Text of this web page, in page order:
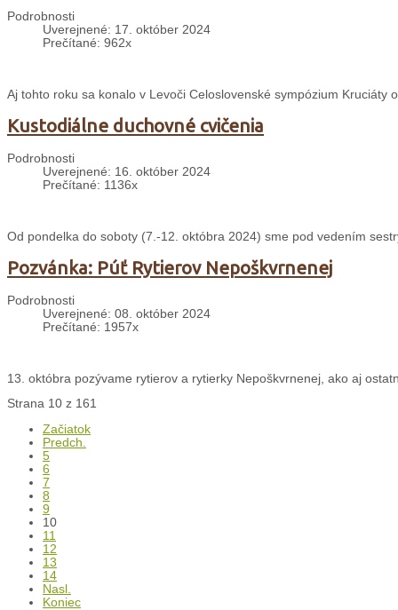
Podrobnosti
Uverejnené: 17. október 2024
Prečítané: 962x
Aj tohto roku sa konalo v Levoči Celoslovenské sympózium
Kustodiálne duchovné cvičenia
Podrobnosti
Uverejnené: 16. október 2024
Prečítané: 1136x
Od pondelka do soboty (7.-12. októbra 2024) sme pod vedením
Pozvánka: Púť Rytierov Nepoškvrnenej
Podrobnosti
Uverejnené: 08. október 2024
Prečítané: 1957x
13. októbra pozývame rytierov a rytierky Nepoškvrnenej, ako aj
Strana 10 z 161
Začiatok
Predch.
5
6
7
8
9
10
11
12
13
14
Nasl.
Koniec